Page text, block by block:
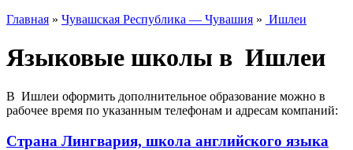
Главная » Чувашская Республика — Чувашия » Ишлеи
Языковые школы в Ишлеи
В Ишлеи оформить дополнительное образование можно в
рабочее время по указанным телефонам и адресам компаний:
Страна Лингвария, школа английского языка